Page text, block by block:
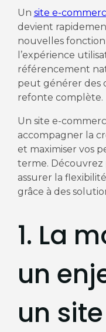
Un site e-
devient
nouvelles
l’expérience
référencement
peut générer des
refonte complète.
Un site e-
accompagner la
et maximiser vos
terme.
assurer la
grâce à des
1. La
un
un